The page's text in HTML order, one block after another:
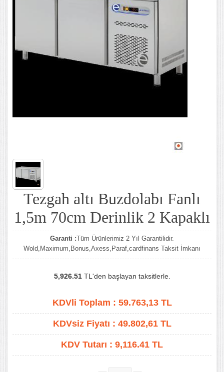
Tezgah altı Buzdolabı Fanlı
1,5m 70cm Derinlik 2 Kapaklı
Garanti :Tüm Ürünlerimiz 2 Yıl Garantilidir.
Wold,Maximum,Bonus,Axess,Paraf,cardfinans Taksit İmkanı
5,926.51TL'den başlayan taksitlerle.
KDVli Toplam : 59.763,13TL
KDVsiz Fiyatı : 49.802,61TL
KDV Tutarı : 9,116.41 TL